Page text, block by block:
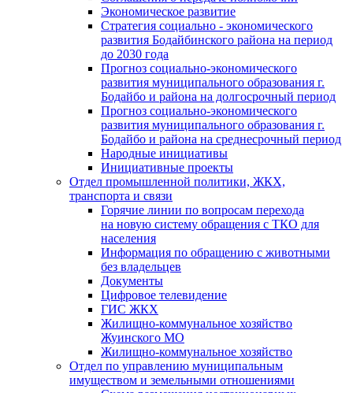
Экономическое развитие
Стратегия социально - экономического
развития Бодайбинского района на период
до 2030 года
Прогноз социально-экономического
развития муниципального образования г.
Бодайбо и района на долгосрочный период
Прогноз социально-экономического
развития муниципального образования г.
Бодайбо и района на среднесрочный период
Народные инициативы
Инициативные проекты
Отдел промышленной политики, ЖКХ,
транспорта и связи
Горячие линии по вопросам перехода
на новую систему обращения с ТКО для
населения
Информация по обращению с животными
без владельцев
Документы
Цифровое телевидение
ГИС ЖКХ
Жилищно-коммунальное хозяйство
Жуинского МО
Жилищно-коммунальное хозяйство
Отдел по управлению муниципальным
имуществом и земельными отношениями